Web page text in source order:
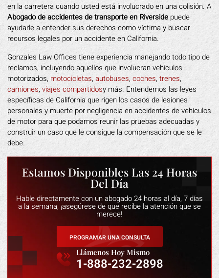
en la carretera cuando usted está involucrado en una colisión. A
Abogado de accidentes de transporte en Riverside puede
ayudarle a entender sus derechos como víctima y buscar
recursos legales por un accidente en California.
Gonzales Law Offices tiene experiencia manejando todo tipo de
reclamos, incluyendo aquellos que involucran vehículos
motorizados, motocicletas,autobuses, coches, trenes,
camiones, viajes compartidosy más. Entendemos las leyes
específicas de California que rigen los casos de lesiones
personales y muerte por negligencia en accidentes de vehículos
de motor para que podamos reunir las pruebas adecuadas y
construir un caso que le consigue la compensación que se le
debe.
Estamos Disponibles Las 24 Horas
Del Día
Hable directamente con un abogado 24 horas al día, 7 días
a la semana; ¡asegúrese de que recibe la atención que se
merece!
PROGRAMAR UNA CONSULTA
Llámenos Hoy Mismo
1-888-232-2898